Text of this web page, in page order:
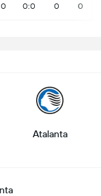
0 0:0 0 0
Atalanta